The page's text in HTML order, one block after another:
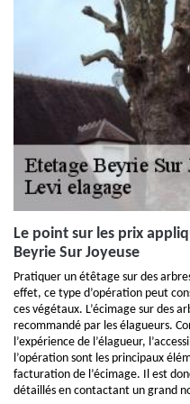
Le point sur les prix
Beyrie Sur Joyeuse
Pratiquer un étêtage sur des
effet, ce type d’opération peut
ces végétaux. L’écimage sur des
recommandé par les élagueurs.
l’expérience de l’élagueur,
l’opération sont les principaux
facturation de l’écimage. Il est
détaillés en contactant un grand